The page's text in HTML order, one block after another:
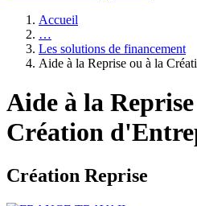
Accueil
…
Les solutions de financement
Aide à la Reprise ou à la
Aide à la
Création
Création Reprise